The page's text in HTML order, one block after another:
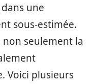
une
sous-estimée.
seulement la
Voici plusieurs